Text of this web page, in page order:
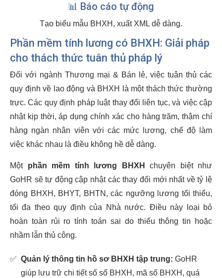
📊 Báo cáo tự động
Tạo biểu mẫu BHXH, xuất XML dễ dàng.
Phần mềm tính lương có BHXH: Giải pháp
cho thách thức tuân thủ pháp lý
Đối với ngành Thương mại & Bán lẻ, việc tuân thủ các
quy định về lao động và BHXH là một thách thức thường
trực. Các quy định pháp luật thay đổi liên tục, và việc cập
nhật kịp thời, áp dụng chính xác cho hàng trăm, thậm chí
hàng ngàn nhân viên với các mức lương, chế độ làm
việc khác nhau là điều không hề dễ dàng.
Một phần mềm tính lương BHXH
chuyên biệt như
GoHR sẽ tự động cập nhật các thay đổi mới nhất về tỷ lệ
đóng BHXH, BHYT, BHTN, các ngưỡng lương tối thiểu,
tối đa theo quy định của Nhà nước. Điều này loại bỏ
hoàn toàn rủi ro tính toán sai do thiếu thông tin hoặc
nhầm lẫn thủ công.
✅ Quản lý thông tin hồ sơ BHXH tập trung: GoHR
giúp lưu trữ chi tiết số sổ BHXH, mã số BHXH, quá